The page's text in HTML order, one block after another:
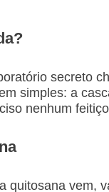
secreto
simples: a
nenhum
quitosana vem,